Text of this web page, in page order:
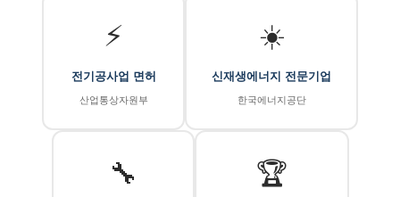
⚡
전기공사업 면허
산업통상자원부
☀️
신재생에너지 전문기업
한국에너지공단
🔧 🏆